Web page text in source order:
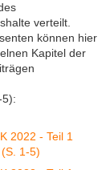
verteilt.
können hier
Kapitel der